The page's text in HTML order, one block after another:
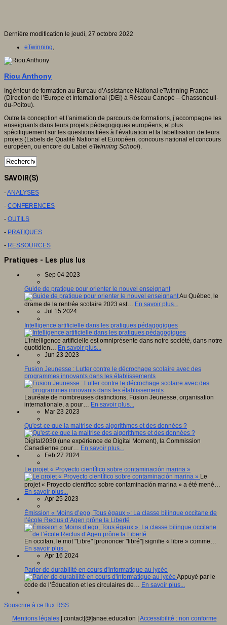
Dernière modification le jeudi, 27 octobre 2022
eTwinning
Riou Anthony
Ingénieur de formation au Bureau d’Assistance National eTwinning France
(Direction de l’Europe et International (DEI) à Réseau Canopé – Chasseneuil-
du-Poitou).
Outre la conception et l’animation de parcours de formations, j’accompagne les
enseignants dans leurs projets pédagogiques européens, et plus
spécifiquement sur les questions liées à l’évaluation et la labellisation de leurs
projets (Labels de Qualité National et Européen, concours national et concours
européen, ou encore du Label eTwinning School).
SAVOIR(S)
-ANALYSES
- CONFERENCES
- OUTILS
- PRATIQUES
- RESSOURCES
Pratiques - Les plus lus
Sep 04 2023
Guide de pratique pour orienter le nouvel enseignant
Au Québec, le
drame de la rentrée scolaire 2023 est… En savoir plus...
Jul 15 2024
Intelligence artificielle dans les pratiques pédagogiques
L’intelligence artificielle est omniprésente dans notre société, dans notre
quotidien… En savoir plus...
Jun 23 2023
Fusion Jeunesse : Lutter contre le décrochage scolaire avec des
programmes innovants dans les établissements
Lauréate de nombreuses distinctions, Fusion Jeunesse, organisation
internationale, a pour… En savoir plus...
Mar 23 2023
Qu'est-ce que la maitrise des algorithmes et des données ?
Digital2030 (une expérience de Digital Moment), la Commission
Canadienne pour… En savoir plus...
Feb 27 2024
Le projet « Proyecto científico sobre contaminación marina »
Le
projet « Proyecto científico sobre contaminación marina » a été mené…
En savoir plus...
Apr 25 2023
Émission « Moins d’ego, Tous égaux »: La classe bilingue occitane de
l’école Reclus d’Agen prône la Liberté
En occitan, le mot "Libre" [prononcer "libré"] signifie « libre » comme…
En savoir plus...
Apr 16 2024
Parler de durabilité en cours d'informatique au lycée
Appuyé par le
code de l’Éducation et les circulaires de… En savoir plus...
Souscrire à ce flux RSS
Mentions légales| contact[@]anae.education | Accessibilité : non conforme